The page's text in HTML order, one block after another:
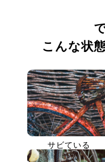
こんな状
サビている